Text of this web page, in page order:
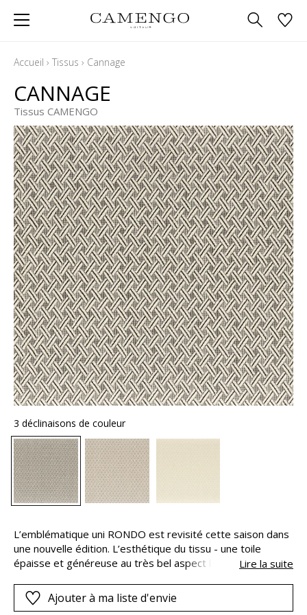
Accueil › Tissus › Cannage
CANNAGE
Tissus CAMENGO
3 déclinaisons de couleur
L’emblématique uni RONDO est revisité cette saison dans
une nouvelle édition. L’esthétique du tissu - une toile
épaisse et généreuse au très bel aspect lin naturel - a été
par du polyester recyclé. Selon les références, afin de
garantir une blancheur idéale, le polyester recyclé est
Lire la suite
Ajouter à ma liste d'envie